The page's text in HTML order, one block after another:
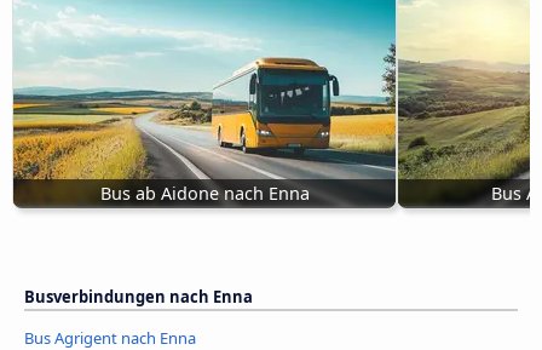
Bus ab Aidone nach Enna Bus
Busverbindungen nach Enna
Bus Agrigent nach Enna